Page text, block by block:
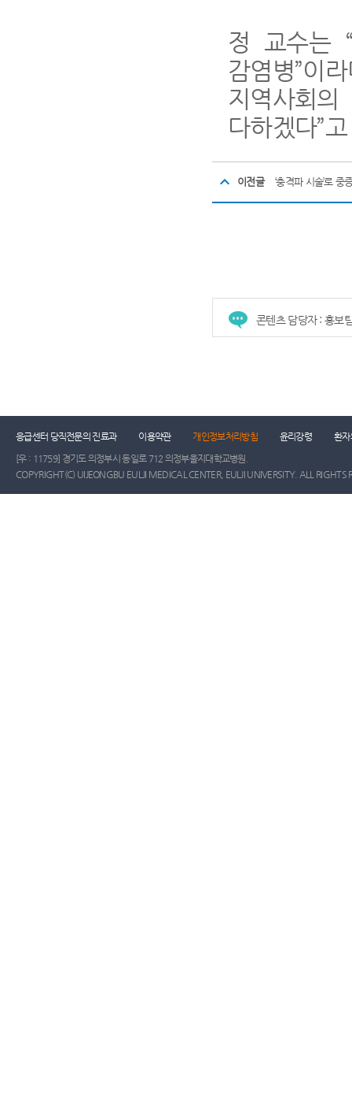
정 교수는
감염병”이
지역사회
다하겠다”
이전글 ‘충격파 시술’로
콘텐츠 담당자 : 홍보
응급센터 당직전문의 진료과 이용약관 개인정보처리방침 윤리강령
환자
[우 : 11759] 경기도 의정부시 동일로 712 의정부을지대학교병원.
COPYRIGHT(C) UIJEONGBU EULJI MEDICAL CENTER, EULJI UNIVERSITY. ALL RIGHTS